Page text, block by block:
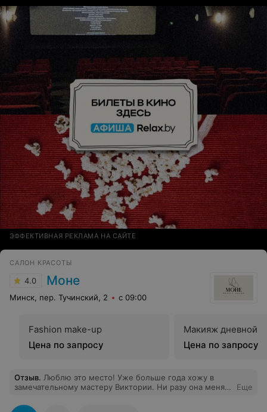
ЭФФЕКТИВНАЯ РЕКЛАМА НА САЙТЕ
САЛОН КРАСОТЫ
4.0 Моне
Минск, пер. Тучинский, 2 с 09:00
Fashion make-up
Цена по запросу
Макияж дневной
Цена по запросу
Отзыв. Люблю это место! Уже больше года хожу в
замечательному мастеру Виктории. Ни разу она меня
Единственное, что для меня немного странно, так это
Еще